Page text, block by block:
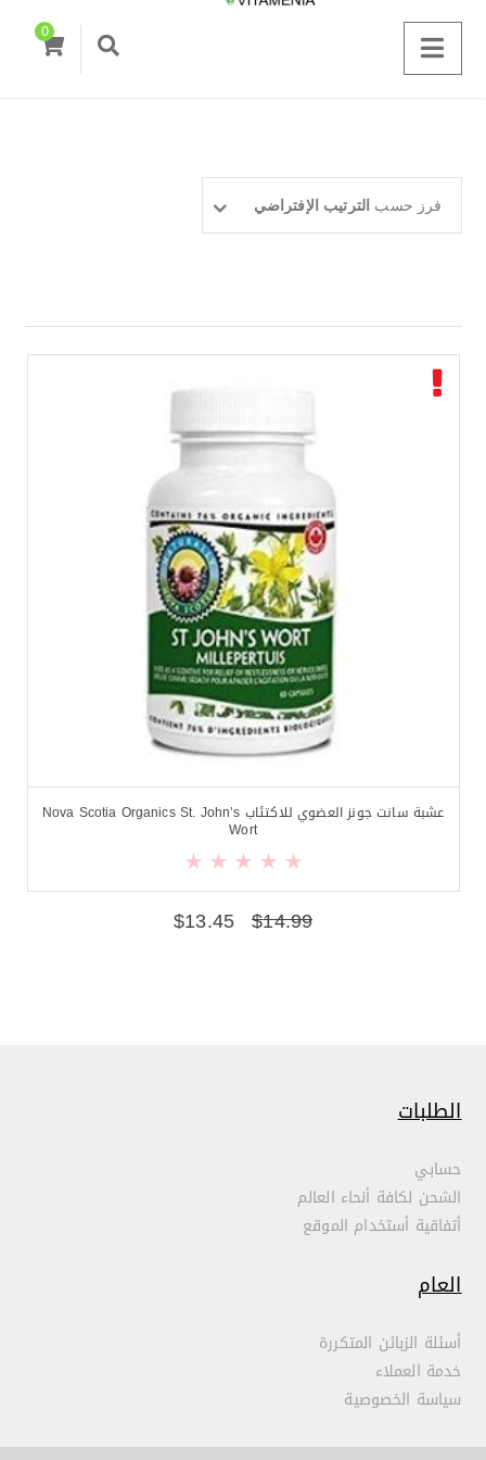
0
فرز حسب الترتيب الإفتراضي
عشبة سانت جونز العضوي للاكتئاب Nova Scotia Organics St. John’s
Wort
$14.99
$13.45
الطلبات
حسابي
الشحن لكافة أنحاء العالم
أتفاقية أستخدام الموقع
العام
أسئلة الزبائن المتكررة
خدمة العملاء
سياسة الخصوصية